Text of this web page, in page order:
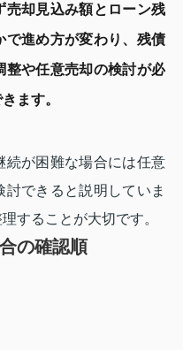
売却見込み額とローン残
で進め方が変わり、残債
整や任意売却の検討が必
ます。
続が困難な場合には任意
できると説明していま
することが大切です。
の確認順